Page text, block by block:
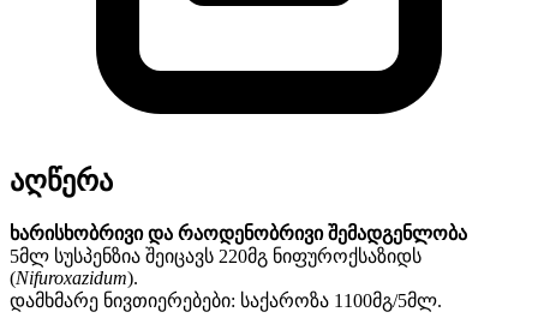
აღწერა
ხარისხობრივი და რაოდენობრივი შემადგენლობა
5მლ სუსპენზია შეიცავს 220მგ ნიფუროქსაზიდს
(Nifuroxazidum).
დამხმარე ნივთიერებები: საქაროზა 1100მგ/5მლ.